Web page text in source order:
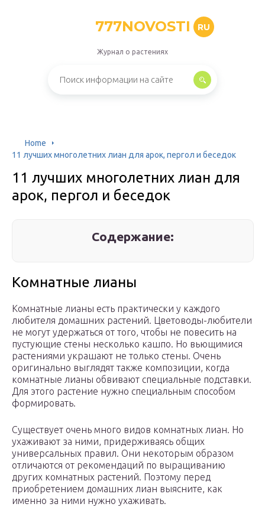
777NOVOSTI RU
Журнал о растениях
Home
11 лучших многолетних лиан для арок, пергол и беседок
11 лучших многолетних лиан для
арок, пергол и беседок
Содержание:
Комнатные лианы
Комнатные лианы есть практически у каждого
любителя домашних растений. Цветоводы-любители
не могут удержаться от того, чтобы не повесить на
пустующие стены несколько кашпо. Но вьющимися
растениями украшают не только стены. Очень
оригинально выглядят также композиции, когда
комнатные лианы обвивают специальные подставки.
Для этого растение нужно специальным способом
формировать.
Существует очень много видов комнатных лиан. Но
ухаживают за ними, придерживаясь общих
универсальных правил. Они некоторым образом
отличаются от рекомендаций по выращиванию
других комнатных растений. Поэтому перед
приобретением домашних лиан выясните, как
именно за ними нужно ухаживать.